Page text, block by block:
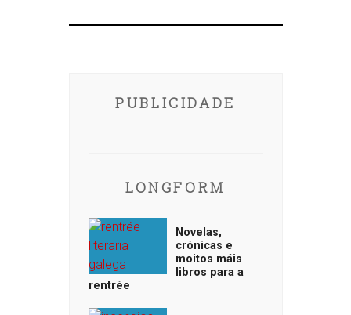
PUBLICIDADE
LONGFORM
Novelas,
crónicas e
moitos máis
libros para a
rentrée